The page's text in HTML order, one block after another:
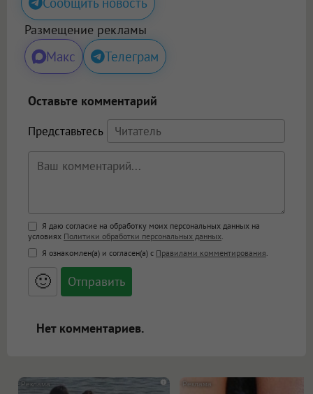
Размещение рекламы
Макс Телеграм
Оставьте комментарий
Представьтесь
Поддержка HTML
<b>, <strong>, <u>, <i>, <em>, <s>, <big>,
<small>, <sup>, <sub>, <pre>, <ul>, <ol>, <li>,
<blockquote>, <code> экранирует HTML,
адреса URL автоматически становятся
ссылками, и [img]адрес[/img] будет
Я даю согласие на обработку моих персональных данных на
условиях Политики обработки персональных данных
Я ознакомлен(а) и согласен(а) с Правилами комментирования
🙂
Нет комментариев.
i